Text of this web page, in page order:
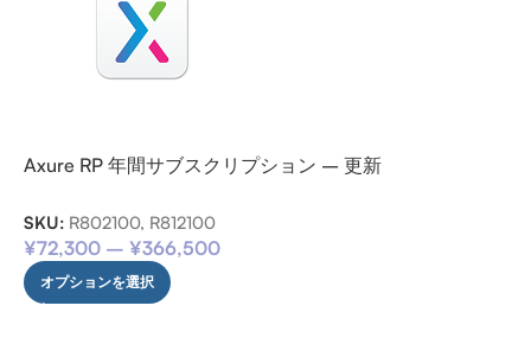
Axure RP 年間サブスクリプション – 更新
SKU: R802100, R812100
¥72,300 – ¥366,500
オプションを選択